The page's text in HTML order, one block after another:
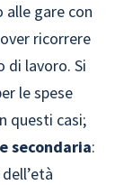
alle gare con
ricorrere
di lavoro. Si
le spese
questi casi;
secondaria: